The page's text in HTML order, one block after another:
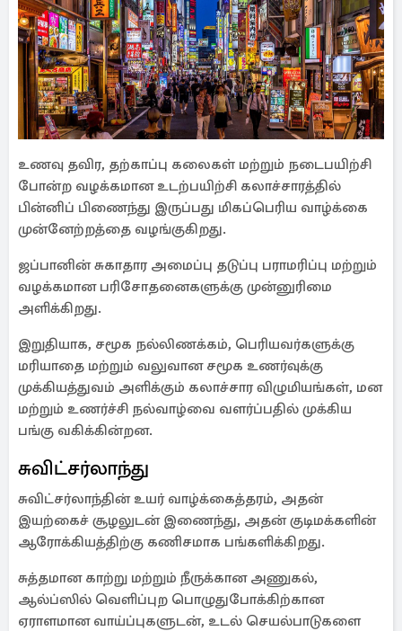
உணவு தவிர, தற்காப்பு கலைகள் மற்றும் நடைபயிற்சி
போன்ற வழக்கமான உடற்பயிற்சி கலாச்சாரத்தில்
பின்னிப் பிணைந்து இருப்பது மிகப்பெரிய வாழ்க்கை
முன்னேற்றத்தை வழங்குகிறது.
ஜப்பானின் சுகாதார அமைப்பு தடுப்பு பராமரிப்பு மற்றும்
வழக்கமான பரிசோதனைகளுக்கு முன்னுரிமை
அளிக்கிறது.
இறுதியாக, சமூக நல்லிணக்கம், பெரியவர்களுக்கு
மரியாதை மற்றும் வலுவான சமூக உணர்வுக்கு
முக்கியத்துவம் அளிக்கும் கலாச்சார விழுமியங்கள், மன
மற்றும் உணர்ச்சி நல்வாழ்வை வளர்ப்பதில் முக்கிய
பங்கு வகிக்கின்றன.
சுவிட்சர்லாந்து
சுவிட்சர்லாந்தின் உயர் வாழ்க்கைத்தரம், அதன்
இயற்கைச் சூழலுடன் இணைந்து, அதன் குடிமக்களின்
ஆரோக்கியத்திற்கு கணிசமாக பங்களிக்கிறது.
சுத்தமான காற்று மற்றும் நீருக்கான அணுகல்,
ஆல்ப்ஸில் வெளிப்புற பொழுதுபோக்கிற்கான
ஏராளமான வாய்ப்புகளுடன், உடல் செயல்பாடுகளை